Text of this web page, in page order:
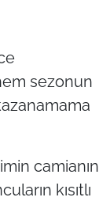
sezonun
camianın
kısıtlı